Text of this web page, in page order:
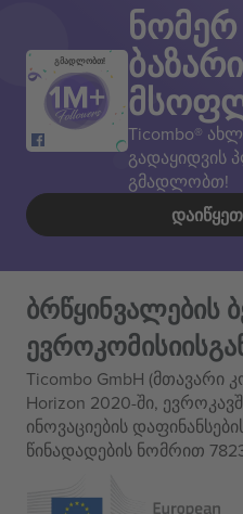
გმადლობთ! ბაზარი
Ticombo®
გადაყიდვის
გმადლობთ!
ბრწყინვალების
Ticombo GmbH (მთავარი
Horizon 2020-ში,
ინოვაციების
წინადადების ნომრით